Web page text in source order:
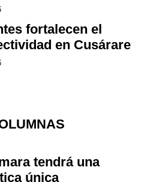
fortalecen el
en Cusárare
tendrá una
única